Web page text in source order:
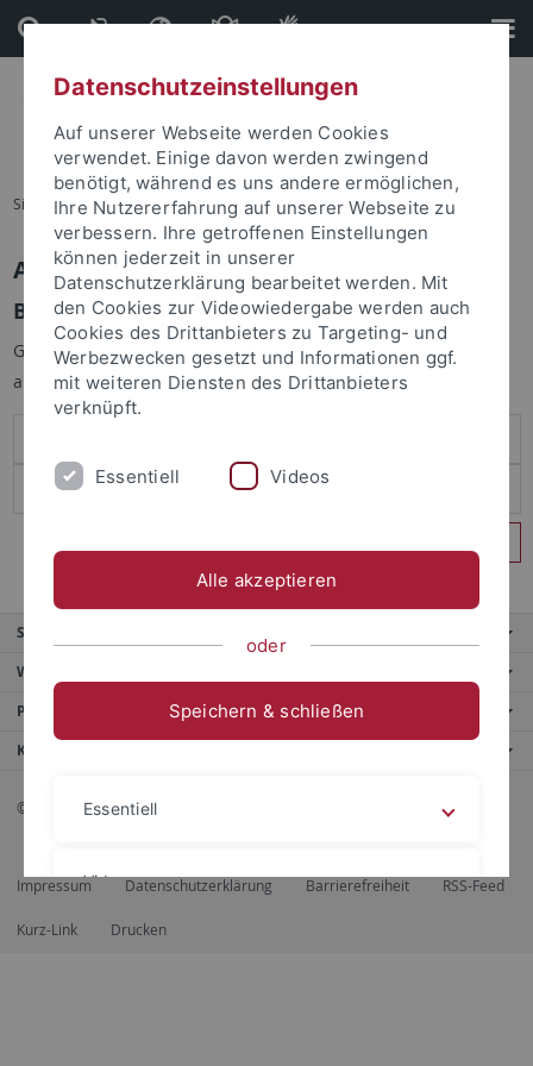
Direkt
zum
Inhalt
Direkt
zur
Fußleiste
Sie sind hier: Startseite
Anmelden
Benutzeranmeldung
Geben Sie Ihren Benutzernamen und Ihr Passwort an um sich
anzumelden:
Service
Weitere Angebote
Portale
Kontaktinfo
© 2026 Eberhard Karls Universität Tübingen, Tübingen
Impressum Datenschutzerklärung Barrierefreiheit RSS-Feed
Kurz-Link Drucken
Datenschutzeinstellungen
Auf unserer Webseite werden Cookies
verwendet. Einige davon werden zwingend
benötigt, während es uns andere ermöglichen,
Ihre Nutzererfahrung auf unserer Webseite zu
verbessern. Ihre getroffenen Einstellungen
können jederzeit in unserer
Datenschutzerklärung bearbeitet werden. Mit
den Cookies zur Videowiedergabe werden auch
Cookies des Drittanbieters zu Targeting- und
Werbezwecken gesetzt und Informationen ggf.
mit weiteren Diensten des Drittanbieters
verknüpft.
Essentiell Videos
Alle akzeptieren
oder
Speichern & schließen
Essentiell
Videos